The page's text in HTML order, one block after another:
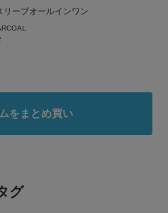
リーブオールインワン
をまとめ買い
グ